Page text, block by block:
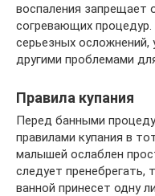
воспаления запрещает
согревающих
серьезных осложнений,
другими проблемами
Правила купания
Перед банными
правилами купания в
малышей ослаблен
следует пренебрегать,
ванной принесет одну